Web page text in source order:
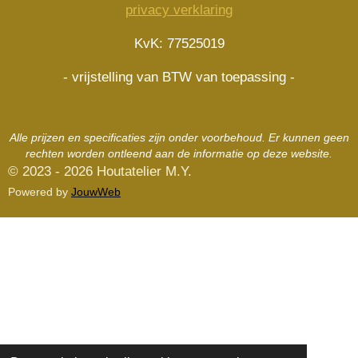
m
t
privacy verklaring
KvK: 77525019
- vrijstelling van BTW van toepassing -
Alle prijzen en specificaties zijn onder voorbehoud. Er kunnen geen
rechten worden ontleend aan de informatie op deze website.
© 2023 - 2026 Houtatelier M.Y.
Powered by JouwWeb